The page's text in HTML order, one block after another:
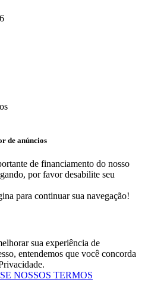
de anúncios
de financiamento do nosso
por favor desabilite seu
para continuar sua navegação!
sua experiência de
entendemos que você concorda
NOSSOS TERMOS